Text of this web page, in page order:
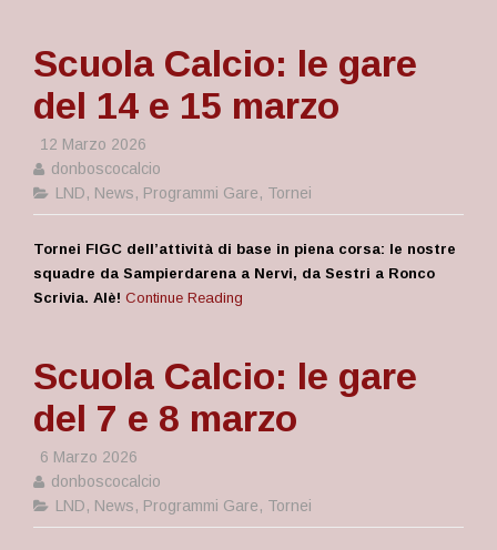
Scuola Calcio: le gare
del 14 e 15 marzo
12 Marzo 2026
donboscocalcio
LND, News, Programmi Gare, Tornei
Tornei FIGC dell’attività di base in piena corsa: le nostre
squadre da Sampierdarena a Nervi, da Sestri a Ronco
Scrivia. Alè! Continue Reading
Scuola Calcio: le gare
del 7 e 8 marzo
6 Marzo 2026
donboscocalcio
LND, News, Programmi Gare, Tornei